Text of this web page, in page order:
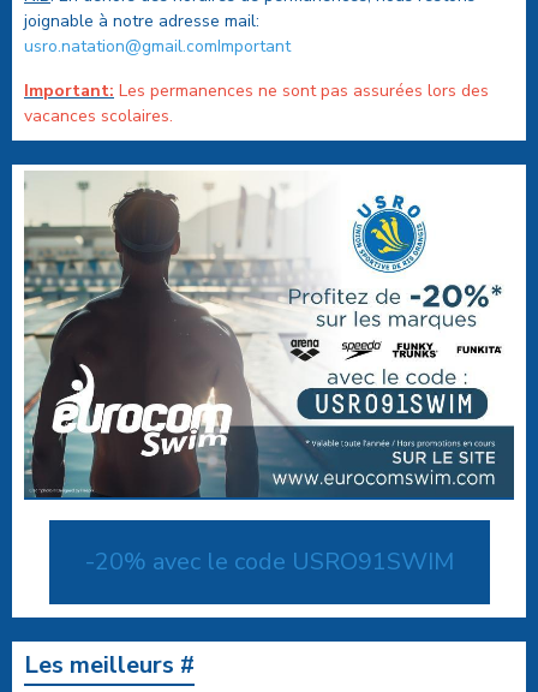
joignable à notre adresse mail:
usro.natation@gmail.comImportant
Important: Les permanences ne sont pas assurées lors des
vacances scolaires.
-20% avec le code USRO91SWIM
Les meilleurs #